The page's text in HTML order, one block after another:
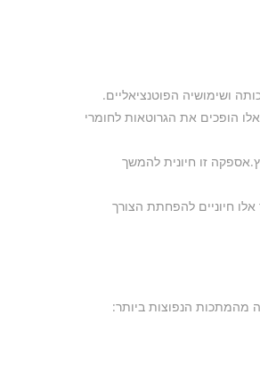
ושימושיה הפוטנציאליים.
הופכים את הגרוטאות לחומרי
זו חיונית להמשך
חיוניים להפחתת הצורך
מהמתכות הנפוצות ביותר: